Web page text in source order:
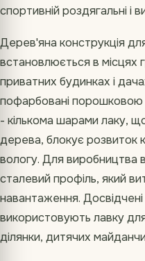
спортивній роздягальні і
Дерев'яна конструкція
встановлюється в місцях
приватних будинках і
пофарбовані
- кількома шарами лаку,
дерева, блокує розвиток
вологу. Для виробництва
сталевий профіль, який
навантаження.
використовують лавку
ділянки, дитячих